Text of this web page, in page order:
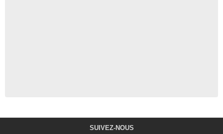
SUIVEZ-NOUS